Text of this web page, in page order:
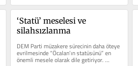
‘Statü’ meselesi ve
silahsızlanma
DEM Parti müzakere sürecinin daha öteye
evrilmesinde “Öcalan’ın statüsünü” en
önemli mesele olarak dile getiriyor.